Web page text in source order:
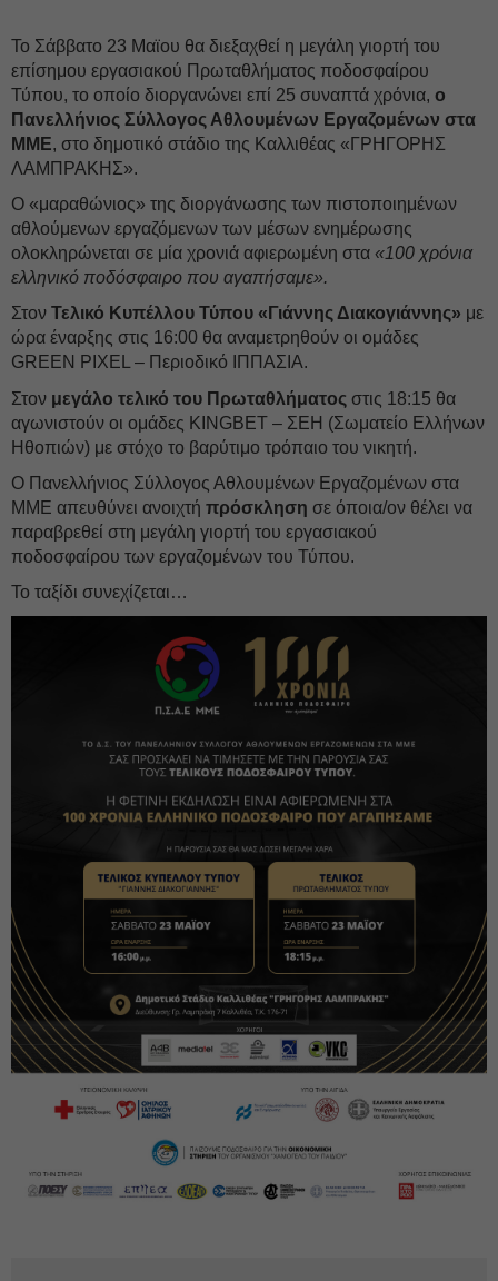
Το Σάββατο 23 Μαϊου θα διεξαχθεί η μεγάλη γιορτή του
επίσημου εργασιακού Πρωταθλήματος ποδοσφαίρου
Τύπου, το οποίο διοργανώνει επί 25 συναπτά χρόνια, ο
Πανελλήνιος Σύλλογος Αθλουμένων Εργαζομένων στα
ΜΜΕ, στο δημοτικό στάδιο της Καλλιθέας «ΓΡΗΓΟΡΗΣ
ΛΑΜΠΡΑΚΗΣ».
Ο «μαραθώνιος» της διοργάνωσης των πιστοποιημένων
αθλούμενων εργαζόμενων των μέσων ενημέρωσης
ολοκληρώνεται σε μία χρονιά αφιερωμένη στα «100 χρόνια
ελληνικό ποδόσφαιρο που αγαπήσαμε».
Στον Τελικό Κυπέλλου Τύπου «Γιάννης Διακογιάννης» με
ώρα έναρξης στις 16:00 θα αναμετρηθούν οι ομάδες
GREEN PIXEL – Περιοδικό ΙΠΠΑΣΙΑ.
Στον μεγάλο τελικό του Πρωταθλήματος στις 18:15 θα
αγωνιστούν οι ομάδες KINGBET – ΣΕΗ (Σωματείο Ελλήνων
Ηθοπιών) με στόχο το βαρύτιμο τρόπαιο του νικητή.
Ο Πανελλήνιος Σύλλογος Αθλουμένων Εργαζομένων στα
ΜΜΕ απευθύνει ανοιχτή πρόσκληση σε όποια/ον θέλει να
παραβρεθεί στη μεγάλη γιορτή του εργασιακού
ποδοσφαίρου των εργαζομένων του Τύπου.
Το ταξίδι συνεχίζεται…